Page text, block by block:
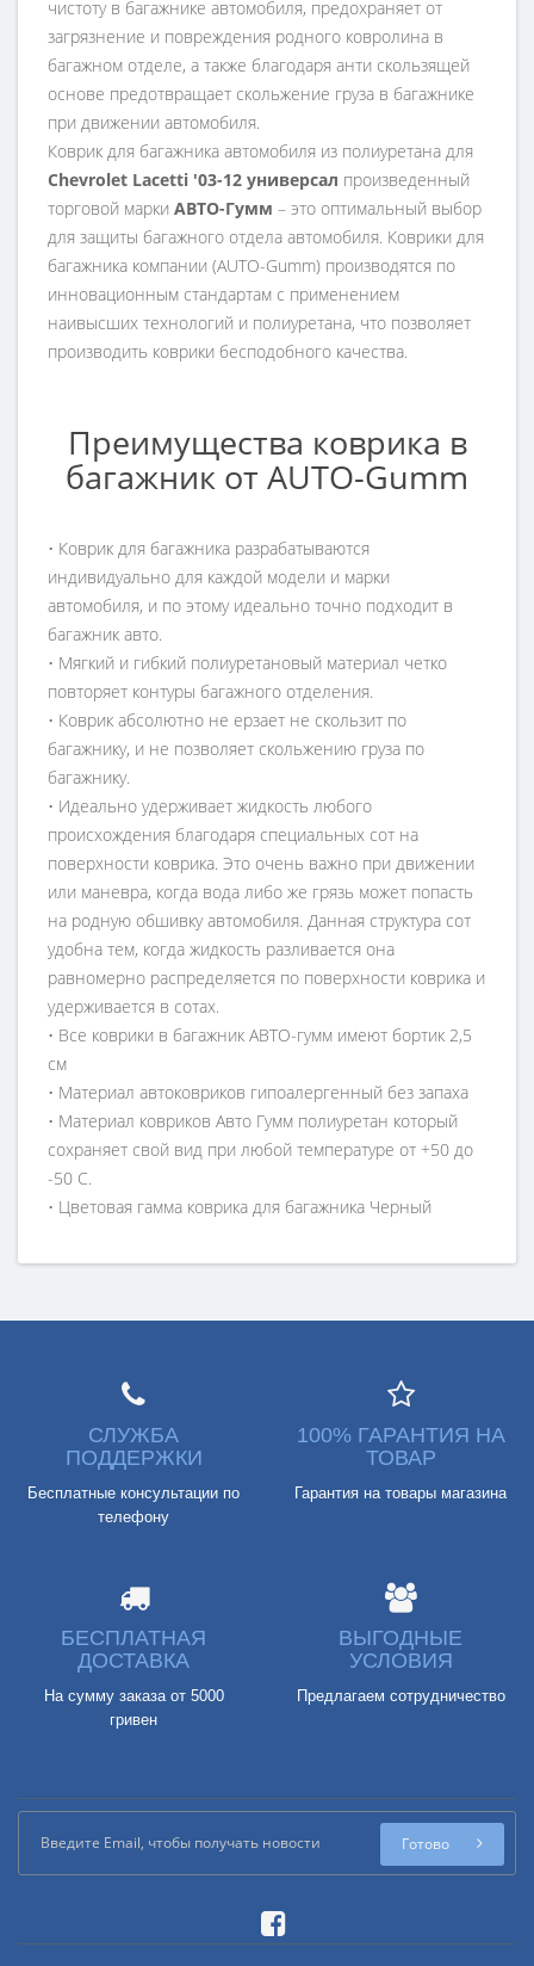
чистоту в багажнике автомобиля, предохраняет от
загрязнение и повреждения родного ковролина в
багажном отделе, а также благодаря анти скользящей
основе предотвращает скольжение груза в багажнике
при движении автомобиля.
Коврик для багажника автомобиля из полиуретана для
Chevrolet Lacetti '03-12 универсал произведенный
торговой марки АВТО-Гумм – это оптимальный выбор
для защиты багажного отдела автомобиля. Коврики для
багажника компании (AUTO-Gumm) производятся по
инновационным стандартам с применением
наивысших технологий и полиуретана, что позволяет
производить коврики бесподобного качества.
Преимущества коврика в
багажник от AUTO-Gumm
• Коврик для багажника разрабатываются
индивидуально для каждой модели и марки
автомобиля, и по этому идеально точно подходит в
багажник авто.
• Мягкий и гибкий полиуретановый материал четко
повторяет контуры багажного отделения.
• Коврик абсолютно не ерзает не скользит по
багажнику, и не позволяет скольжению груза по
багажнику.
• Идеально удерживает жидкость любого
происхождения благодаря специальных сот на
поверхности коврика. Это очень важно при движении
или маневра, когда вода либо же грязь может попасть
на родную обшивку автомобиля. Данная структура сот
удобна тем, когда жидкость разливается она
равномерно распределяется по поверхности коврика и
удерживается в сотах.
• Все коврики в багажник АВТО-гумм имеют бортик 2,5
см
• Материал автоковриков гипоалергенный без запаха
• Материал ковриков Авто Гумм полиуретан который
сохраняет свой вид при любой температуре от +50 до
-50 С.
• Цветовая гамма коврика для багажника Черный
СЛУЖБА
ПОДДЕРЖКИ
Бесплатные консультации по
телефону
100% ГАРАНТИЯ НА
ТОВАР
Гарантия на товары магазина
БЕСПЛАТНАЯ
ДОСТАВКА
На сумму заказа от 5000
гривен
ВЫГОДНЫЕ
УСЛОВИЯ
Предлагаем сотрудничество
Готово